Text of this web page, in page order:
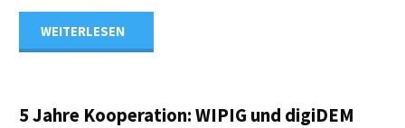
WEITERLESEN
bei
5 Jahre Kooperation: WIPIG und digiDEM